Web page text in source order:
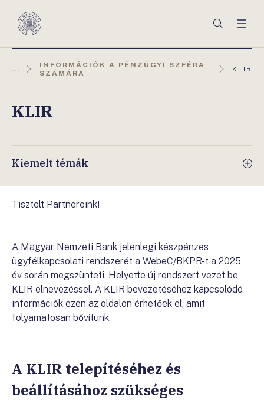
Magyar
Keresés
...
INFORMÁCIÓK A PÉNZÜGYI SZFÉRA
SZÁMÁRA
KLIR
KLIR
Kiemelt témák
Tisztelt Partnereink!
A Magyar Nemzeti Bank jelenlegi készpénzes
ügyfélkapcsolati rendszerét a WebeC/BKPR-t a 2025
év során megszünteti. Helyette új rendszert vezet be
KLIR elnevezéssel. A KLIR bevezetéséhez kapcsolódó
információk ezen az oldalon érhetőek el, amit
folyamatosan bővítünk.
A KLIR telepítéséhez és
beállításához szükséges